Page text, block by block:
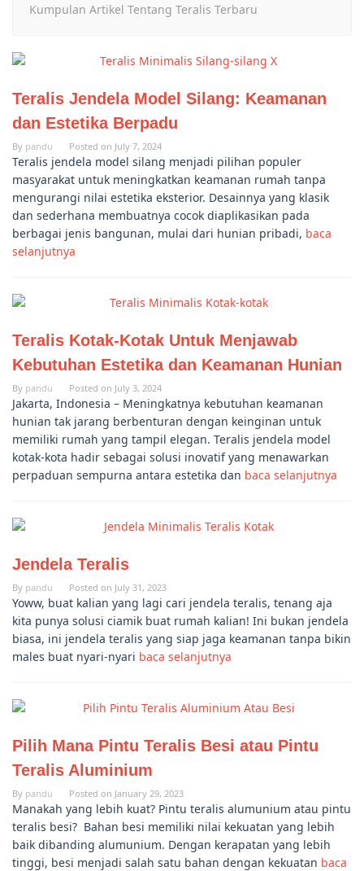
Kumpulan Artikel Tentang Teralis Terbaru
Teralis Jendela Model Silang: Keamanan
dan Estetika Berpadu
By pandu Posted on July 7, 2024
Teralis jendela model silang menjadi pilihan populer
masyarakat untuk meningkatkan keamanan rumah tanpa
mengurangi nilai estetika eksterior. Desainnya yang klasik
dan sederhana membuatnya cocok diaplikasikan pada
berbagai jenis bangunan, mulai dari hunian pribadi, baca
selanjutnya
Teralis Kotak-Kotak Untuk Menjawab
Kebutuhan Estetika dan Keamanan Hunian
By pandu Posted on July 3, 2024
Jakarta, Indonesia – Meningkatnya kebutuhan keamanan
hunian tak jarang berbenturan dengan keinginan untuk
memiliki rumah yang tampil elegan. Teralis jendela model
kotak-kota hadir sebagai solusi inovatif yang menawarkan
perpaduan sempurna antara estetika dan baca selanjutnya
Jendela Teralis
By pandu Posted on July 31, 2023
Yoww, buat kalian yang lagi cari jendela teralis, tenang aja
kita punya solusi ciamik buat rumah kalian! Ini bukan jendela
biasa, ini jendela teralis yang siap jaga keamanan tanpa bikin
males buat nyari-nyari baca selanjutnya
Pilih Mana Pintu Teralis Besi atau Pintu
Teralis Aluminium
By pandu Posted on January 29, 2023
Manakah yang lebih kuat? Pintu teralis alumunium atau pintu
teralis besi? Bahan besi memiliki nilai kekuatan yang lebih
baik dibanding alumunium. Dengan kerapatan yang lebih
tinggi, besi menjadi salah satu bahan dengan kekuatan baca